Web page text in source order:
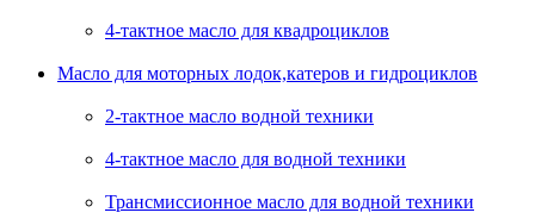
4-тактное масло для квадроциклов
Масло для моторных лодок,катеров и гидроциклов
2-тактное масло водной техники
4-тактное масло для водной техники
Трансмиссионное масло для водной техники